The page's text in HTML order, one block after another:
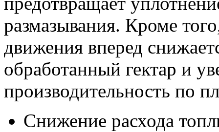
размазывания. Кроме
движения вперед
обработанный гектар и
производительность по
Снижение расхода